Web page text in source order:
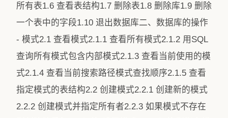
所有表1.6 查看表结构1.7 删除表1.8 删除库1.9 删除
一个表中的字段1.10 退出数据库二、数据库的操作
- 模式2.1 查看模式2.1.1 查看所有模式2.1.2 用SQL
查询所有模式包含内部模式2.1.3 查看当前使用的模
式2.1.4 查看当前搜索路径模式查找顺序2.1.5 查看
指定模式的表结构2.2 创建模式2.2.1 创建新的模式
2.2.2 创建模式并指定所有者2.2.3 如果模式不存在